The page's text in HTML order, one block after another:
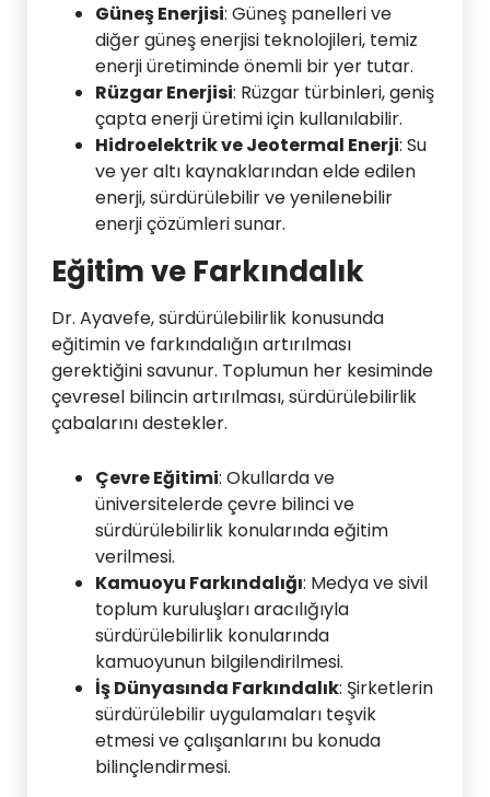
Güneş Enerjisi: Güneş panelleri ve
diğer güneş enerjisi teknolojileri, temiz
enerji üretiminde önemli bir yer tutar.
Rüzgar Enerjisi: Rüzgar türbinleri, geniş
çapta enerji üretimi için kullanılabilir.
Hidroelektrik ve Jeotermal Enerji: Su
ve yer altı kaynaklarından elde edilen
enerji, sürdürülebilir ve yenilenebilir
enerji çözümleri sunar.
Eğitim ve Farkındalık
Dr. Ayavefe, sürdürülebilirlik konusunda
eğitimin ve farkındalığın artırılması
gerektiğini savunur. Toplumun her kesiminde
çevresel bilincin artırılması, sürdürülebilirlik
çabalarını destekler.
Çevre Eğitimi: Okullarda ve
üniversitelerde çevre bilinci ve
sürdürülebilirlik konularında eğitim
verilmesi.
Kamuoyu Farkındalığı: Medya ve sivil
toplum kuruluşları aracılığıyla
sürdürülebilirlik konularında
kamuoyunun bilgilendirilmesi.
İş Dünyasında Farkındalık: Şirketlerin
sürdürülebilir uygulamaları teşvik
etmesi ve çalışanlarını bu konuda
bilinçlendirmesi.